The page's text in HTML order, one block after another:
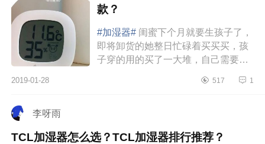
款？
#加湿器# 闺蜜下个月就要生孩子了，
即将卸货的她整日忙碌着买买买，孩
子穿的用的买了一大堆，自己需要的
比较丰富，准备的东西也算挺齐全...
2019-01-28 517 1
李呀雨
TCL加湿器怎么选？TCL加湿器排行推荐？